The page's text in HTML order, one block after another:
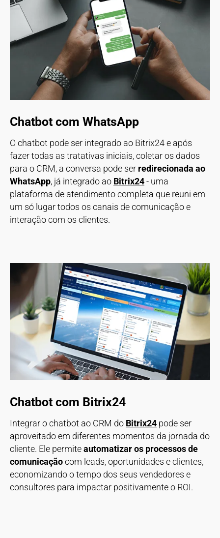
Chatbot com WhatsApp
O chatbot pode ser integrado ao Bitrix24 e após
fazer todas as tratativas iniciais, coletar os dados
para o CRM, a conversa pode ser redirecionada ao
WhatsApp, já integrado ao Bitrix24- uma
plataforma de atendimento completa que reuni em
um só lugar todos os canais de comunicação e
interação com os clientes.
Chatbot com Bitrix24
Integrar o chatbot ao CRM do Bitrix24 pode ser
aproveitado em diferentes momentos da jornada do
cliente. Ele permiteautomatizar os processos de
comunicaçãocom leads, oportunidades e clientes,
economizando o tempo dos seus vendedores e
consultores para impactar positivamente o ROI.